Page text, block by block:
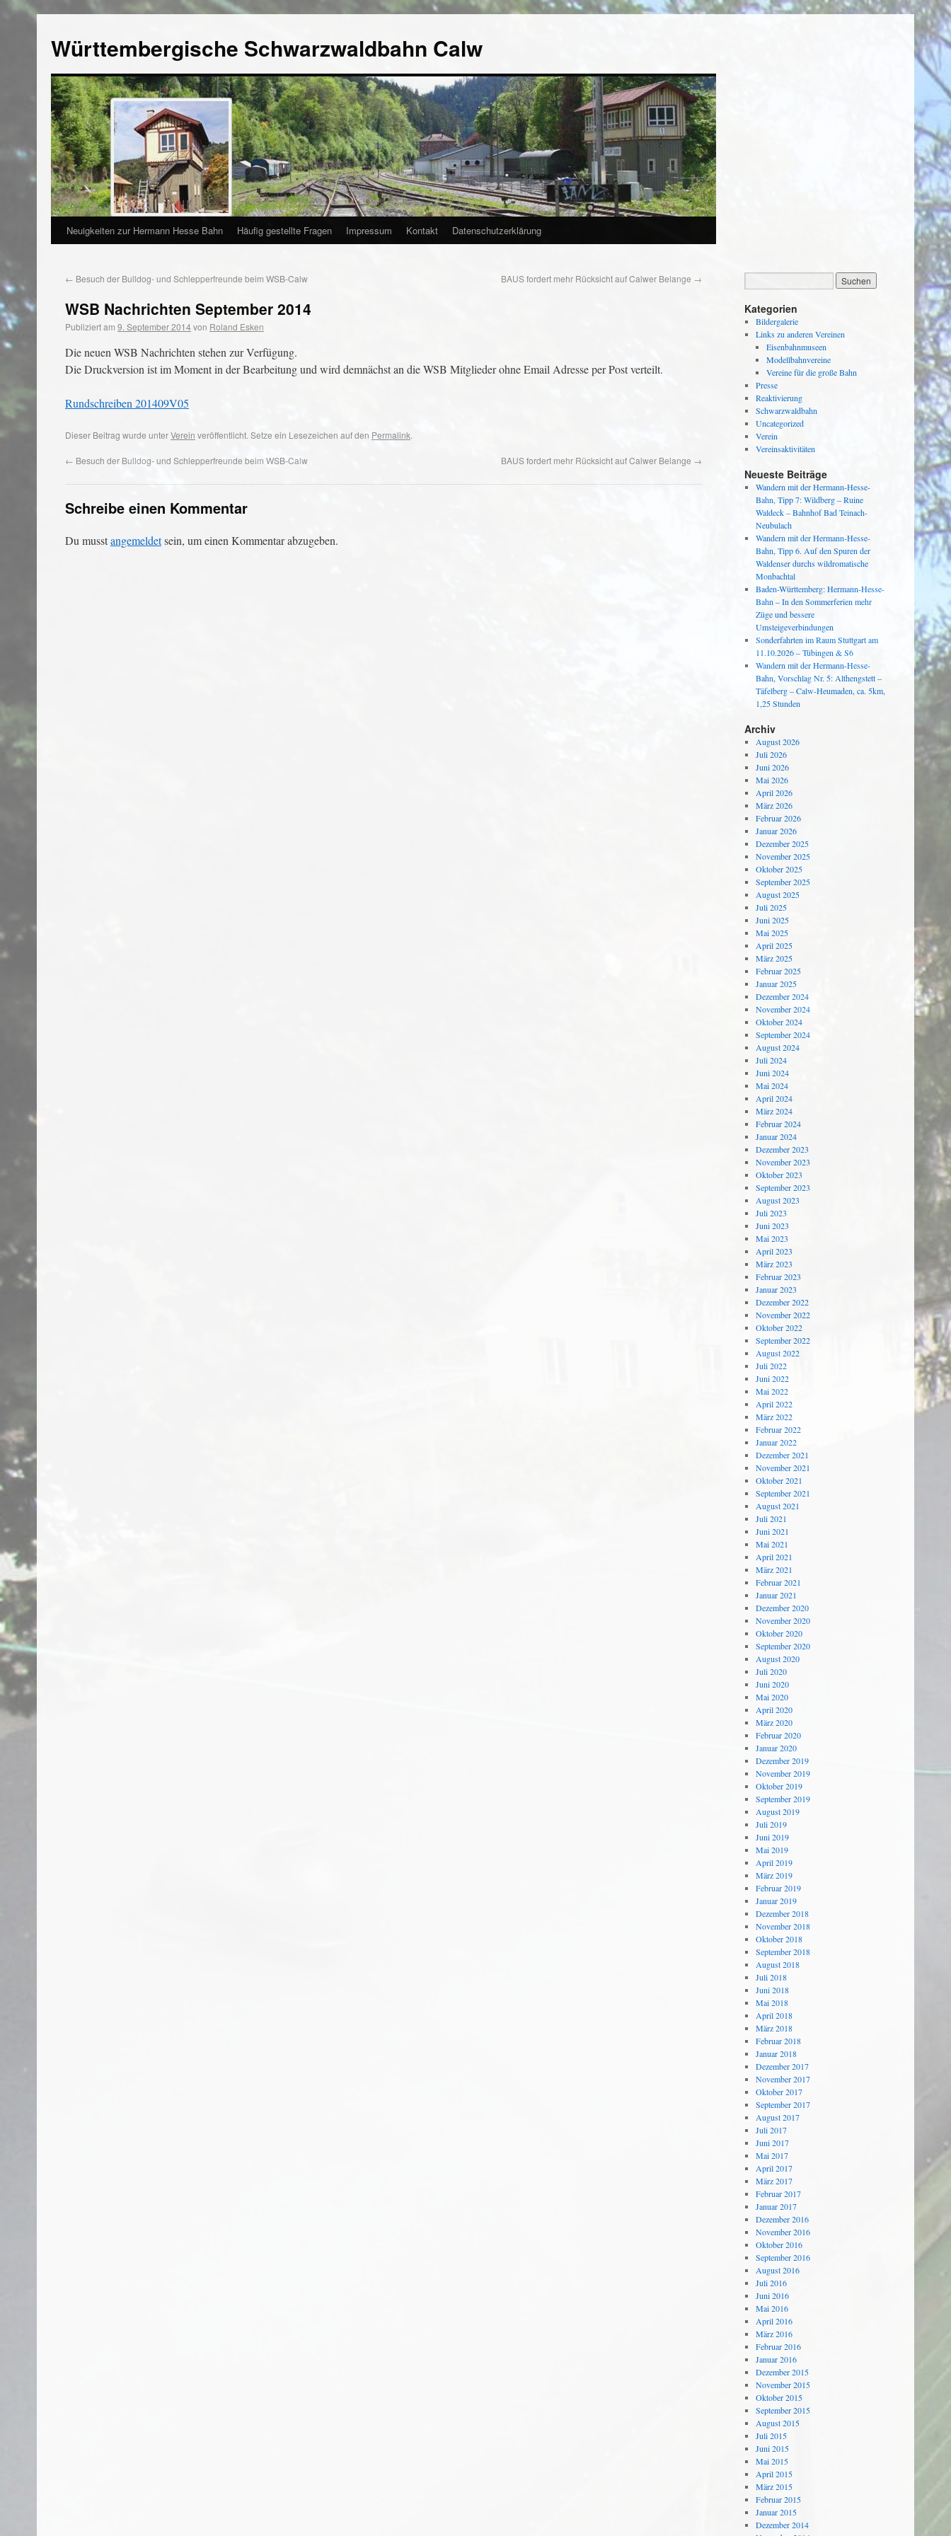
Württembergische Schwarzwaldbahn Calw
Neuigkeiten zur Hermann Hesse Bahn Häufig gestellte Fragen Impressum Kontakt Datenschutzerklärung
← Besuch der Bulldog- und Schlepperfreunde beim WSB-Calw BAUS fordert mehr Rücksicht auf Calwer Belange →
WSB Nachrichten September 2014
Publiziert am 9. September 2014von Roland Esken
Die neuen WSB Nachrichten stehen zur Verfügung.
Die Druckversion ist im Moment in der Bearbeitung und wird demnächst an die WSB Mitglieder ohne Email Adresse per Post verteilt.
Rundschreiben 201409V05
Dieser Beitrag wurde unterVerein veröffentlicht. Setze ein Lesezeichen auf den Permalink.
← Besuch der Bulldog- und Schlepperfreunde beim WSB-Calw BAUS fordert mehr Rücksicht auf Calwer Belange →
Schreibe einen Kommentar
Du musstangemeldetsein, um einen Kommentar abzugeben.
Kategorien
Bildergalerie
Links zu anderen Vereinen
Eisenbahnmuseen
Modellbahnvereine
Vereine für die große Bahn
Presse
Reaktivierung
Schwarzwaldbahn
Uncategorized
Verein
Vereinsaktivitäten
Neueste Beiträge
Wandern mit der Hermann-Hesse-
Bahn, Tipp 7: Wildberg – Ruine
Waldeck – Bahnhof Bad Teinach-
Neubulach
Wandern mit der Hermann-Hesse-
Bahn, Tipp 6. Auf den Spuren der
Waldenser durchs wildromatische
Monbachtal
Baden-Württemberg: Hermann-Hesse-
Bahn – In den Sommerferien mehr
Züge und bessere
Umsteigeverbindungen
Sonderfahrten im Raum Stuttgart am
11.10.2026 – Tübingen & S6
Wandern mit der Hermann-Hesse-
Bahn, Vorschlag Nr. 5: Althengstett –
Täfelberg – Calw-Heumaden, ca. 5km,
1,25 Stunden
Archiv
August 2026
Juli 2026
Juni 2026
Mai 2026
April 2026
März 2026
Februar 2026
Januar 2026
Dezember 2025
November 2025
Oktober 2025
September 2025
August 2025
Juli 2025
Juni 2025
Mai 2025
April 2025
März 2025
Februar 2025
Januar 2025
Dezember 2024
November 2024
Oktober 2024
September 2024
August 2024
Juli 2024
Juni 2024
Mai 2024
April 2024
März 2024
Februar 2024
Januar 2024
Dezember 2023
November 2023
Oktober 2023
September 2023
August 2023
Juli 2023
Juni 2023
Mai 2023
April 2023
März 2023
Februar 2023
Januar 2023
Dezember 2022
November 2022
Oktober 2022
September 2022
August 2022
Juli 2022
Juni 2022
Mai 2022
April 2022
März 2022
Februar 2022
Januar 2022
Dezember 2021
November 2021
Oktober 2021
September 2021
August 2021
Juli 2021
Juni 2021
Mai 2021
April 2021
März 2021
Februar 2021
Januar 2021
Dezember 2020
November 2020
Oktober 2020
September 2020
August 2020
Juli 2020
Juni 2020
Mai 2020
April 2020
März 2020
Februar 2020
Januar 2020
Dezember 2019
November 2019
Oktober 2019
September 2019
August 2019
Juli 2019
Juni 2019
Mai 2019
April 2019
März 2019
Februar 2019
Januar 2019
Dezember 2018
November 2018
Oktober 2018
September 2018
August 2018
Juli 2018
Juni 2018
Mai 2018
April 2018
März 2018
Februar 2018
Januar 2018
Dezember 2017
November 2017
Oktober 2017
September 2017
August 2017
Juli 2017
Juni 2017
Mai 2017
April 2017
März 2017
Februar 2017
Januar 2017
Dezember 2016
November 2016
Oktober 2016
September 2016
August 2016
Juli 2016
Juni 2016
Mai 2016
April 2016
März 2016
Februar 2016
Januar 2016
Dezember 2015
November 2015
Oktober 2015
September 2015
August 2015
Juli 2015
Juni 2015
Mai 2015
April 2015
März 2015
Februar 2015
Januar 2015
Dezember 2014